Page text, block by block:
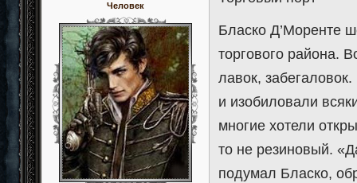
Человек
Бласко Д’Моренте
торгового района.
лавок,
и изобиловали
многие хотели
то не резиновый.
подумал Бласко,